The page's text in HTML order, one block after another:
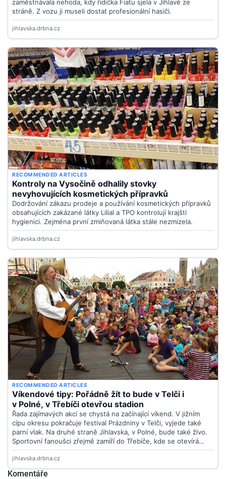
Komentáře